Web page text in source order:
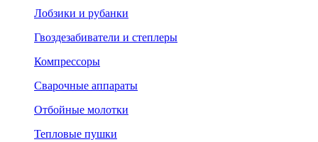
Лобзики и рубанки
Гвоздезабиватели и степлеры
Компрессоры
Сварочные аппараты
Отбойные молотки
Тепловые пушки